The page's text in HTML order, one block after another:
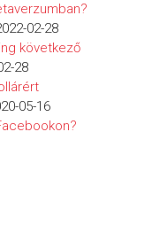
02-28
következő
28
05-16